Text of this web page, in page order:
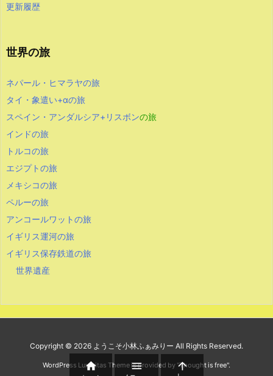
更新履歴
世界の旅
ネパール・ヒマラヤの旅
タイ・象遣い+αの旅
スペイン・アンダルシア+リスボンの旅
インドの旅
トルコの旅
エジプトの旅
メキシコの旅
ペルーの旅
アンコールワットの旅
イギリス運河の旅
イギリス保存鉄道の旅
世界遺産
Copyright © 2026 ようこそ小林ふぁみりー All Rights Reserved.
WordPress Luxeritas Theme is provided by "Thought is free".
  